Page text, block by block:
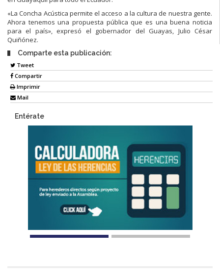
«La Concha Acústica permite el acceso a la cultura de nuestra gente.
Ahora tenemos una propuesta pública que es una buena noticia
para el país», expresó el gobernador del Guayas, Julio César
Quiñónez.
Comparte esta publicación:
Tweet
Compartir
Imprimir
Mail
Entérate